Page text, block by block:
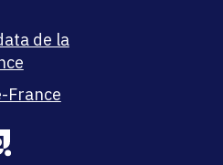
de la
France